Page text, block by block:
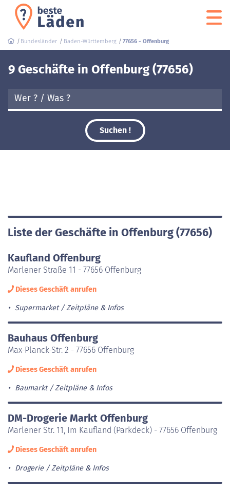
Bundesländer Baden-Württemberg 77656 - Offenburg
9 Geschäfte in Offenburg (77656)
Suchen !
Liste der Geschäfte in Offenburg (77656)
Kaufland Offenburg
Marlener Straße 11 - 77656 Offenburg
Dieses Geschäft anrufen
Supermarket Zeitpläne & Infos
Bauhaus Offenburg
Max-Planck-Str. 2 - 77656 Offenburg
Dieses Geschäft anrufen
Baumarkt Zeitpläne & Infos
DM-Drogerie Markt Offenburg
Marlener Str. 11, Im Kaufland (Parkdeck) - 77656 Offenburg
Dieses Geschäft anrufen
Drogerie Zeitpläne & Infos